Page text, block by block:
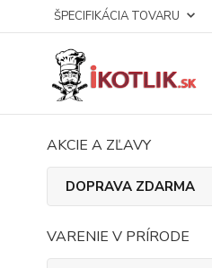
ŠPECIFIKÁCIA TOVARU
AKCIE A ZĽAVY
DOPRAVA ZDARMA
VARENIE V PRÍRODE